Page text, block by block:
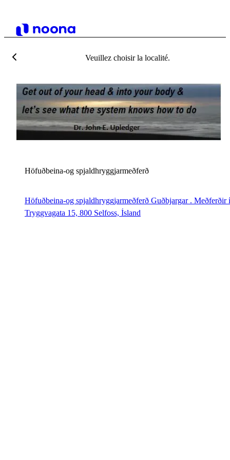
Veuillez choisir la localité.
H
Höfuðbeina-og spjaldhryggjarmeðferð
Höfuðbeina-og spjaldhryggjarmeðferð Guðbjargar . Meðferðir
Tryggvagata 15, 800 Selfoss, Ísland